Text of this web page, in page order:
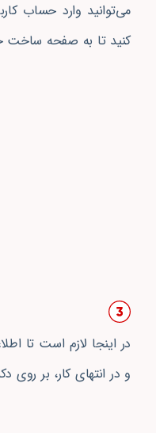
می‌توانید وارد حساب
کنید تا به صفحه ساخت
در اینجا لازم است تا
و در انتهای کار، بر